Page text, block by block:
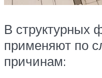
В структурных
применяют по
причинам: